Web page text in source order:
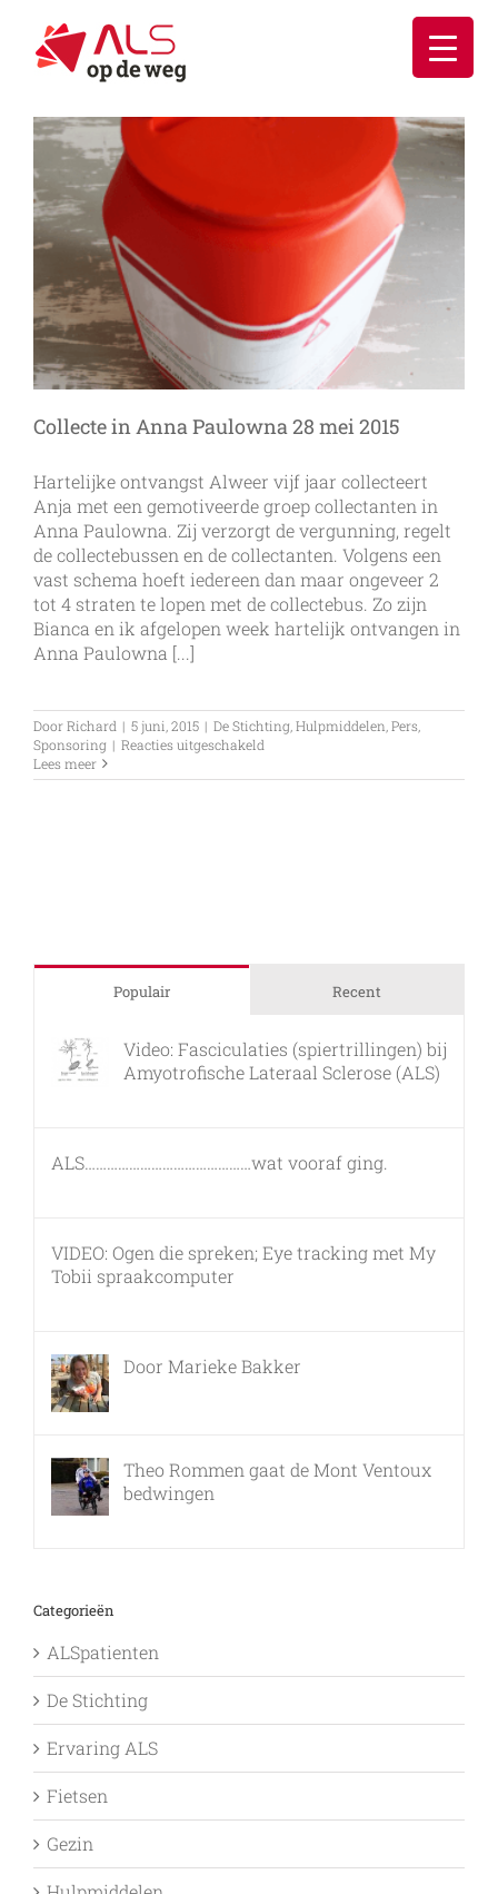
inhoud
Collecte in Anna Paulowna 28 mei 2015
Hartelijke ontvangst Alweer vijf jaar collecteert
Anja met een gemotiveerde groep collectanten in
Anna Paulowna. Zij verzorgt de vergunning, regelt
de collectebussen en de collectanten. Volgens een
vast schema hoeft iedereen dan maar ongeveer 2
tot 4 straten te lopen met de collectebus. Zo zijn
Bianca en ik afgelopen week hartelijk ontvangen in
Anna Paulowna [...]
DoorRichard | 5 juni, 2015 | De Stichting Hulpmiddelen Pers
Sponsoring | Reacties uitgeschakeld
in
Lees meer
Populair Recent
Video: Fasciculaties (spiertrillingen) bij
Amyotrofische Lateraal Sclerose (ALS)
ALS………………………………………wat vooraf ging.
VIDEO: Ogen die spreken; Eye tracking met My
Tobii spraakcomputer
Door Marieke Bakker
Theo Rommen gaat de Mont Ventoux
bedwingen
Categorieën
ALSpatienten
De Stichting
Ervaring ALS
Fietsen
Gezin